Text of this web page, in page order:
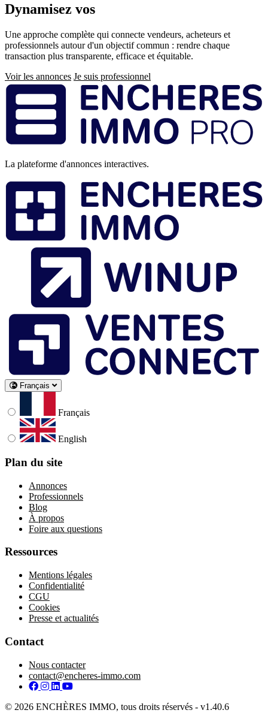
Dynamisez vos
Une approche complète qui connecte vendeurs, acheteurs et
professionnels autour d'un objectif commun : rendre chaque
transaction plus transparente, efficace et équitable.
Voir les annonces Je suis professionnel
Pied
de
page
La plateforme d'annonces interactives.
Français
Français
English
Plan du site
Annonces
Professionnels
Blog
À propos
Foire aux questions
Ressources
Mentions légales
Confidentialité
CGU
Cookies
Presse et actualités
Contact
Nous contacter
contact@encheres-immo.com
Facebook
Instagram
LinkedIn
YouTube
© 2026 ENCHÈRES IMMO, tous droits réservés - v1.40.6